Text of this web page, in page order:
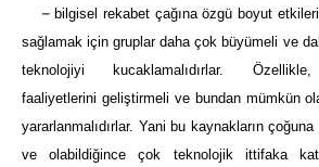
– bilgisel rekabet çağına özgü boyut
sağlamak için gruplar daha çok büyümeli ve
teknolojiyi kucaklamalıdırlar. Özellikle,
faaliyetlerini geliştirmeli ve bundan mümkün
yararlanmalıdırlar. Yani bu kaynakların
ve olabildiğince çok teknolojik ittifaka